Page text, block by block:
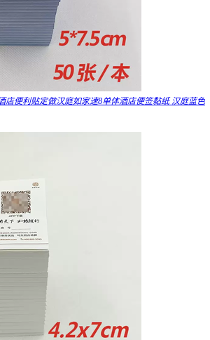
店便利贴定做汉庭如家速8单体酒店便签黏纸 汉庭蓝色